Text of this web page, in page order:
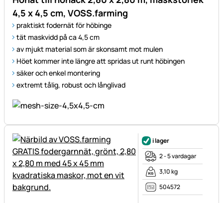
4,5 x 4,5 cm, VOSS.farming
praktiskt fodernät för höbinge
tät maskvidd på ca 4,5 cm
av mjukt material som är skonsamt mot mulen
Höet kommer inte längre att spridas ut runt höbingen
säker och enkel montering
extremt tålig, robust och långlivad
i lager
2 - 5 vardagar
3,10 kg
504572